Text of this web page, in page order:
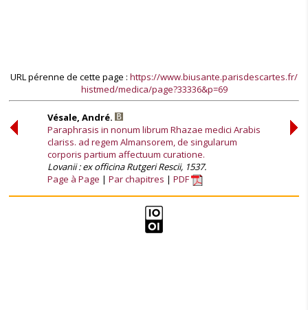
URL pérenne de cette page : https://www.biusante.parisdescartes.fr/
histmed/medica/page?33336&p=69
Vésale, André.
Paraphrasis in nonum librum Rhazae medici Arabis
clariss. ad regem Almansorem, de singularum
corporis partium affectuum curatione.
Lovanii : ex officina Rutgeri Rescii, 1537.
Page à Page
Par chapitres PDF